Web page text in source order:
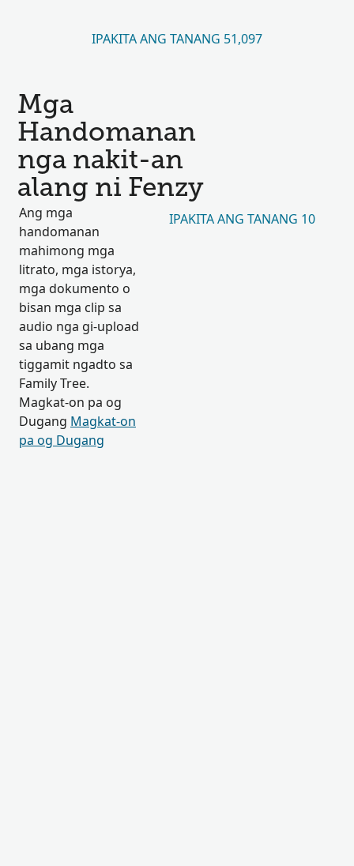
IPAKITA ANG TANANG 51,097
Mga
Handomanan
nga nakit-an
alang ni Fenzy
Ang mga
handomanan
mahimong mga
litrato, mga istorya,
mga dokumento o
bisan mga clip sa
audio nga gi-upload
sa ubang mga
tiggamit ngadto sa
Family Tree.
Magkat-on pa og
Dugang Magkat-on
pa og Dugang
IPAKITA ANG TANANG 10